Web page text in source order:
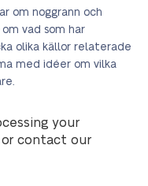
om noggrann och
vad som har
olika källor relaterade
med idéer om vilka
your
contact our